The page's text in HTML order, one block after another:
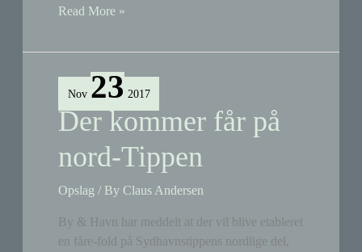
Får
alpakaer
græsser
nu
på
Sydhavnstippens
del
–
uvidende
om
Read More »
Nov 23 2017
Der kommer får på
nord-Tippen
Opslag / ByClaus Andersen
By & Havn har meddelt at der vil blive etableret
en fåre-fold på Sydhavnstippens nordlige del,